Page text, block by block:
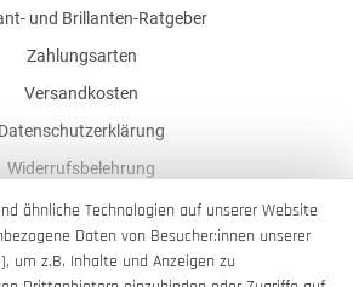
und Brillanten-Ratgeber
Zahlungsarten
Versandkosten
Datenschutzerklärung
Widerrufsbelehrung
AGB
Impressum
ähnliche Technologien auf unserer Website
Daten von Besucher:innen unserer
um z.B. Inhalte und Anzeigen zu